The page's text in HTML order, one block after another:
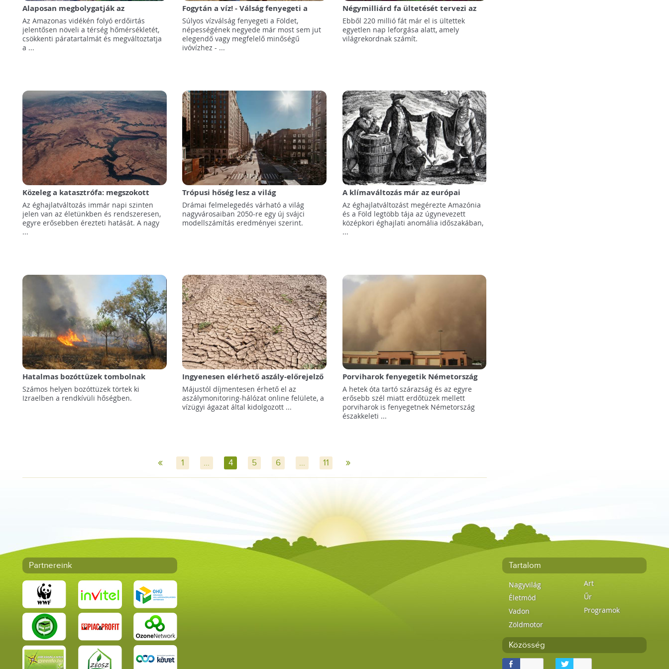
Alaposan megbolygatják az
erdőirtások Amazónia időjárását
Az Amazonas vidékén folyó erdőirtás
jelentősen növeli a térség hőmérsékletét,
csökkenti páratartalmát és megváltoztatja
a ...
Fogytán a víz! - Válság fenyegeti a
Földet
Súlyos vízválság fenyegeti a Földet,
népességének negyede már most sem jut
elegendő vagy megfelelő minőségű
ivóvízhez - ...
Négymilliárd fa ültetését tervezi az
Etióp kormány 2019 végéig!
Ebből 220 millió fát már el is ültettek
egyetlen nap leforgása alatt, amely
világrekordnak számít.
Közeleg a katasztrófa: megszokott
jelenségekké váltak az aszályok és a
hőhullámok
Az éghajlatváltozás immár napi szinten
jelen van az életünkben és rendszeresen,
egyre erősebben érezteti hatását. A nagy
...
Trópusi hőség lesz a világ
nagyvárosaiban 30 év múlva
Drámai felmelegedés várható a világ
nagyvárosaiban 2050-re egy új svájci
modellszámítás eredményei szerint.
A klímaváltozás már az európai
hódítók érkezése előtt nagy hatással
volt Amazónia népeire
Az éghajlatváltozást megérezte Amazónia
és a Föld legtöbb tája az úgynevezett
középkori éghajlati anomália időszakában,
...
Hatalmas bozóttüzek tombolnak
Izraelben a rendkívüli hőség miatt
Számos helyen bozóttüzek törtek ki
Izraelben a rendkívüli hőségben.
Ingyenesen elérhető aszály-előrejelző
rendszer az interneten
Májustól díjmentesen érhető el az
aszálymonitoring-hálózat online felülete, a
vízügyi ágazat által kidolgozott ...
Porviharok fenyegetik Németország
északkeleti részét
A hetek óta tartó szárazság és az egyre
erősebb szél miatt erdőtüzek mellett
porviharok is fenyegetnek Németország
északkeleti ...
« 1 ... 4 5 6 ... 11 »
Partnereink Tartalom
Nagyvilág
Életmód
Vadon
Zöldmotor
Art
Űr
Programok
Közösség